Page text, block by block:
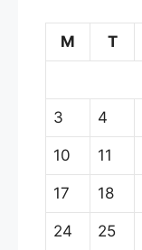
M
T
3 4
10 11
17 18
24 25